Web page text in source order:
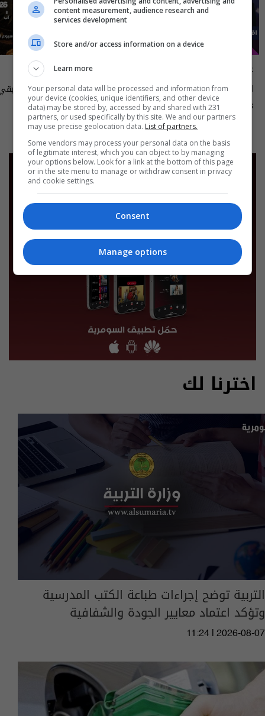
علناً
اقتصاد العراق في عين العاصفة- علناً
م٥ - الحلقة ٨ | الموسم ٥15:30 | 2026-08-06
أسرار الفلك
الى ١٤ آب ٢٠٢٦ | 2026
13:00 | 2026-08-06
اخترنا لك
التربية توضح إجراءات طباعة الكتب المدرسية
وتؤكد اعتماد معايير الجودة والشفافية
11:24 | 2026-08-07
content measurement, audience research and
services development
Store and/or access information on a device
Learn more
Your personal data will be processed and information from
your device (cookies, unique identifiers, and other device
data) may be stored by, accessed by and shared with 231
partners, or used specifically by this site. We and our partners
may use precise geolocation data. List of partners.
Some vendors may process your personal data on the basis
of legitimate interest, which you can object to by managing
your options below. Look for a link at the bottom of this page
or in the site menu to manage or withdraw consent in privacy
and cookie settings.
Consent
Manage options